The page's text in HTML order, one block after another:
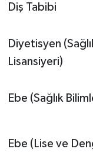
Diş Tabibi
Diyetisyen
Lisansiyeri)
Ebe (Sağlık
Ebe (Lise ve